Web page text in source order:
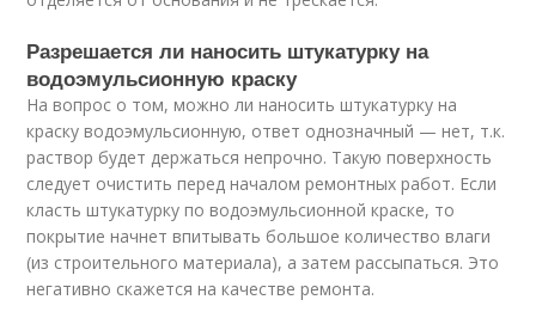
Разрешается ли наносить штукатурку на
водоэмульсионную краску
На вопрос о том, можно ли наносить штукатурку на
краску водоэмульсионную, ответ однозначный — нет, т.к.
раствор будет держаться непрочно. Такую поверхность
следует очистить перед началом ремонтных работ. Если
класть штукатурку по водоэмульсионной краске, то
покрытие начнет впитывать большое количество влаги
(из строительного материала), а затем рассыпаться. Это
негативно скажется на качестве ремонта.